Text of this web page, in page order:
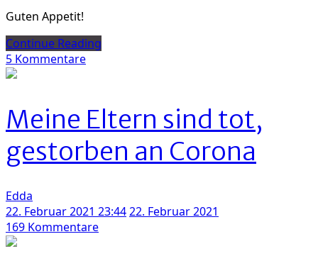
Guten Appetit!
Continue Reading
5 Kommentarezu
vegan:
Gebackene
Mäuse
Meine Eltern sind tot,
gestorben an Corona
Edda
22. Februar 2021 23:4422. Februar 2021
169 Kommentarezu